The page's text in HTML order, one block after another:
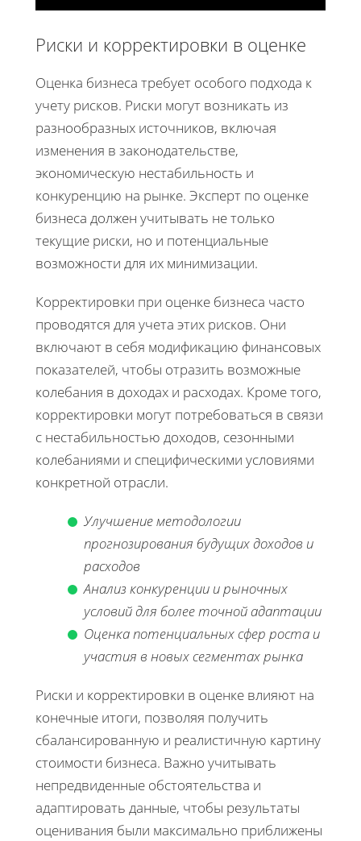
Риски и корректировки в оценке
Оценка бизнеса требует особого подхода к
учету рисков. Риски могут возникать из
разнообразных источников, включая
изменения в законодательстве,
экономическую нестабильность и
конкуренцию на рынке. Эксперт по оценке
бизнеса должен учитывать не только
текущие риски, но и потенциальные
возможности для их минимизации.
Корректировки при оценке бизнеса часто
проводятся для учета этих рисков. Они
включают в себя модификацию финансовых
показателей, чтобы отразить возможные
колебания в доходах и расходах. Кроме того,
корректировки могут потребоваться в связи
с нестабильностью доходов, сезонными
колебаниями и специфическими условиями
конкретной отрасли.
Улучшение методологии
прогнозирования будущих доходов и
расходов
Анализ конкуренции и рыночных
условий для более точной адаптации
Оценка потенциальных сфер роста и
участия в новых сегментах рынка
Риски и корректировки в оценке влияют на
конечные итоги, позволяя получить
сбалансированную и реалистичную картину
стоимости бизнеса. Важно учитывать
непредвиденные обстоятельства и
адаптировать данные, чтобы результаты
оценивания были максимально приближены